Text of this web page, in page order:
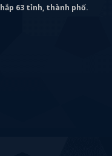
63 tỉnh, thành phố.